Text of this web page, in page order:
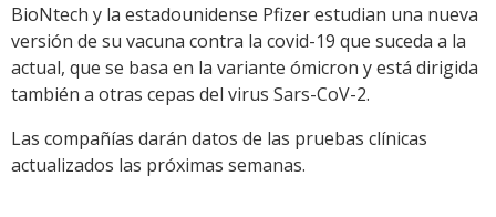
BioNtech y la estadounidense Pfizer estudian una nueva
versión de su vacuna contra la covid-19 que suceda a la
actual, que se basa en la variante ómicron y está dirigida
también a otras cepas del virus Sars-CoV-2.
Las compañías darán datos de las pruebas clínicas
actualizados las próximas semanas.